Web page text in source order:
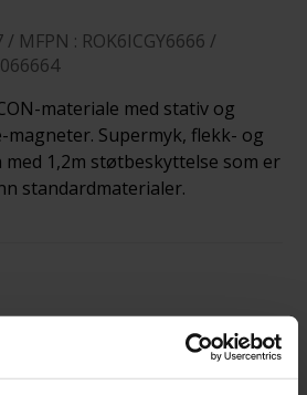
MFPN : ROK6ICGY6666 /
materiale med stativ og
magneter. Supermyk, flekk- og
1,2m støtbeskyttelse som er
standardmaterialer.